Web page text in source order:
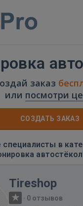
заказ
или посмотри
СОЗДАТЬ ЗАКАЗ
в
Tireshop
· 0 отзывов